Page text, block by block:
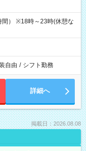
） ※18時～23時(休憩な
自由 / シフト勤務
詳細へ
掲載日：2026.08.08